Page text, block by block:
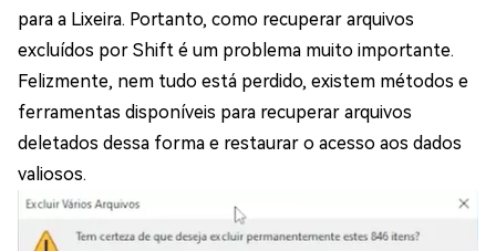
para a Lixeira. Portanto, como recuperar arquivos
excluídos por Shift é um problema muito importante.
Felizmente, nem tudo está perdido, existem métodos e
ferramentas disponíveis para recuperar arquivos
deletados dessa forma e restaurar o acesso aos dados
valiosos.